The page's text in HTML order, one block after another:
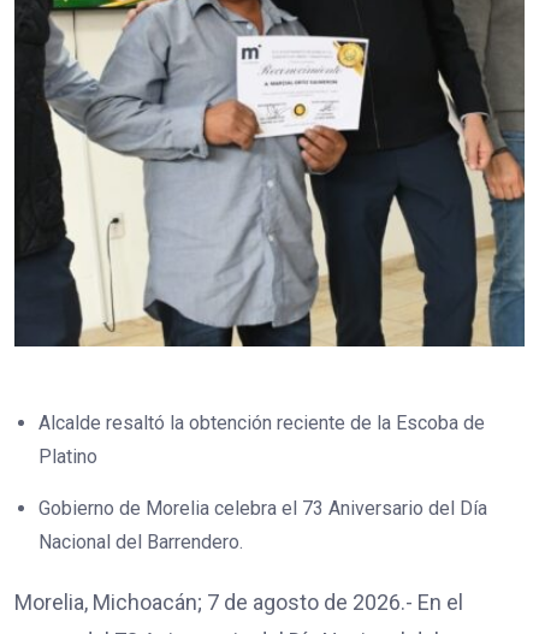
Alcalde resaltó la obtención reciente de la Escoba de
Platino
Gobierno de Morelia celebra el 73 Aniversario del Día
Nacional del Barrendero.
Morelia, Michoacán; 7 de agosto de 2026.- En el